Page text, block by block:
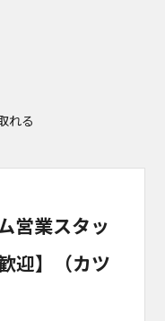
れる
営業スタッ
迎】（カツ